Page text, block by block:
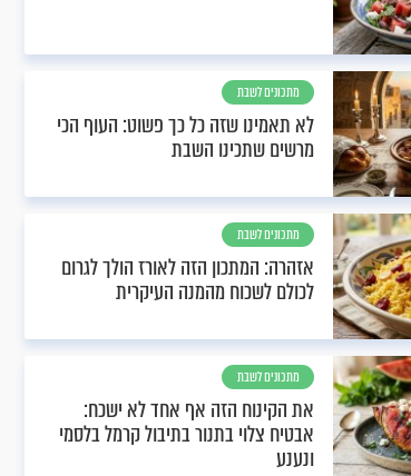
מתכונים לשבת
לא תאמינו שזה כל כך פשוט: העוף הכי
מרשים שתכינו השבת
מתכונים לשבת
אזהרה: המתכון הזה לאורז הולך לגרום
לכולם לשכוח מהמנה העיקרית
מתכונים לשבת
את הקינוח הזה אף אחד לא ישכח:
אבטיח צלוי בתנור בתיבול קרמל בלסמי
ונענע